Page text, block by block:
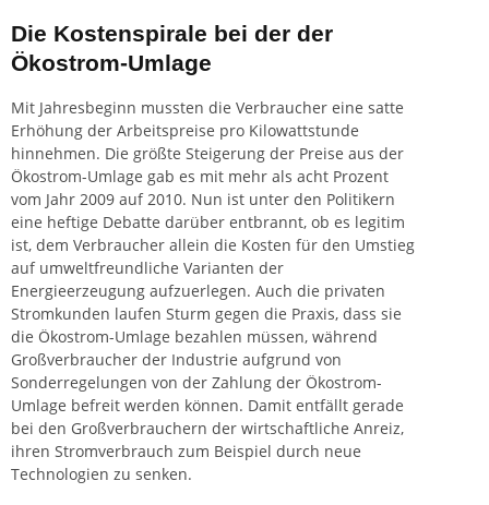
Die Kostenspirale bei der der
Ökostrom-Umlage
Mit Jahresbeginn mussten die Verbraucher eine satte
Erhöhung der Arbeitspreise pro Kilowattstunde
hinnehmen. Die größte Steigerung der Preise aus der
Ökostrom-Umlage gab es mit mehr als acht Prozent
vom Jahr 2009 auf 2010. Nun ist unter den Politikern
eine heftige Debatte darüber entbrannt, ob es legitim
ist, dem Verbraucher allein die Kosten für den Umstieg
auf umweltfreundliche Varianten der
Energieerzeugung aufzuerlegen. Auch die privaten
Stromkunden laufen Sturm gegen die Praxis, dass sie
die Ökostrom-Umlage bezahlen müssen, während
Großverbraucher der Industrie aufgrund von
Sonderregelungen von der Zahlung der Ökostrom-
Umlage befreit werden können. Damit entfällt gerade
bei den Großverbrauchern der wirtschaftliche Anreiz,
ihren Stromverbrauch zum Beispiel durch neue
Technologien zu senken.